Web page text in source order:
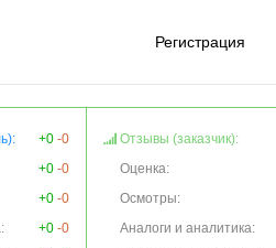
Регистрация
+0 -0
+0 -0
+0 -0
+0 -0
Отзывы (заказчик):
Оценка:
Осмотры:
Аналоги и аналитика: